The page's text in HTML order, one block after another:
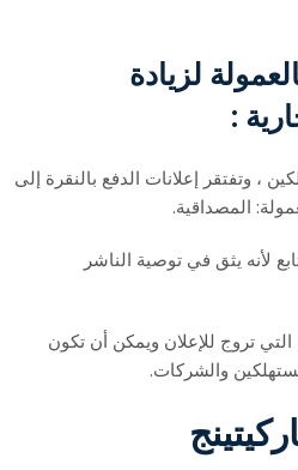
لزيادة
:
، وتفتقر إعلانات الدفع بالنقرة إلى
المصداقية.
لأنه يثق في توصية الناشر
التي تروج للإعلان ويمكن أن تكون
والشركات.